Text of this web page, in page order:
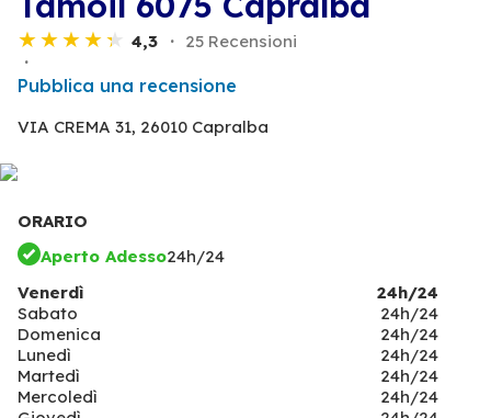
4,3 25 Recensioni
Pubblica una recensione
VIA CREMA 31, 26010 Capralba
ORARIO
Aperto Adesso24h/24
Venerdì
24h/24
Sabato
24h/24
Domenica
24h/24
Lunedì
24h/24
Martedì
24h/24
Mercoledì
24h/24